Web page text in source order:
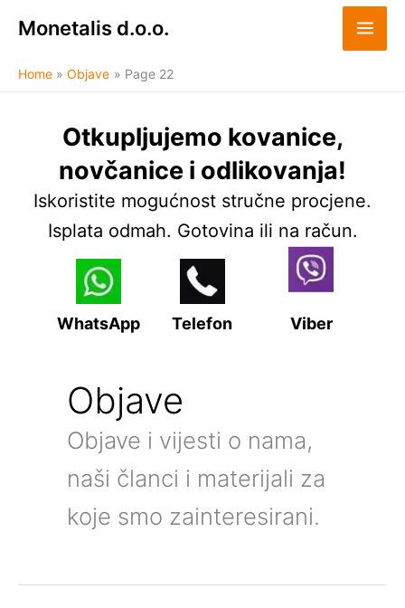
Monetalis d.o.o.
Home Objave Page 22
Otkupljujemo kovanice,
novčanice i odlikovanja!
Iskoristite mogućnost stručne procjene.
Isplata odmah. Gotovina ili na račun.
WhatsApp Viber
Telefon
Objave
Objave i vijesti o nama,
naši članci i materijali za
koje smo zainteresirani.